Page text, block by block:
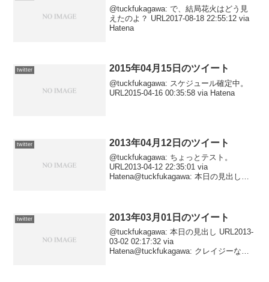
@tuckfukagawa: で、結局花火はどう見
えたのよ？ URL2017-08-18 22:55:12 via
Hatena
twitter 2015年04月15日のツイート
@tuckfukagawa: スケジュール確定中。
URL2015-04-16 00:35:58 via Hatena
twitter 2013年04月12日のツイート
@tuckfukagawa: ちょっとテスト。
URL2013-04-12 22:35:01 via
Hatena@tuckfukagawa: 本日の見出し
twitter 2013年03月01日のツイート
@tuckfukagawa: 本日の見出し URL2013-
03-02 02:17:32 via
Hatena@tuckfukagawa: クレイジーなハ